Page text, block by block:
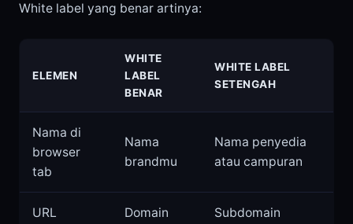
White label yang benar artinya:
ELEMEN
WHITE
LABEL
BENAR
WHITE LABEL
SETENGAH
Nama di
browser
tab
Nama
brandmu
Nama penyedia
atau campuran
URL
Domain
Subdomain